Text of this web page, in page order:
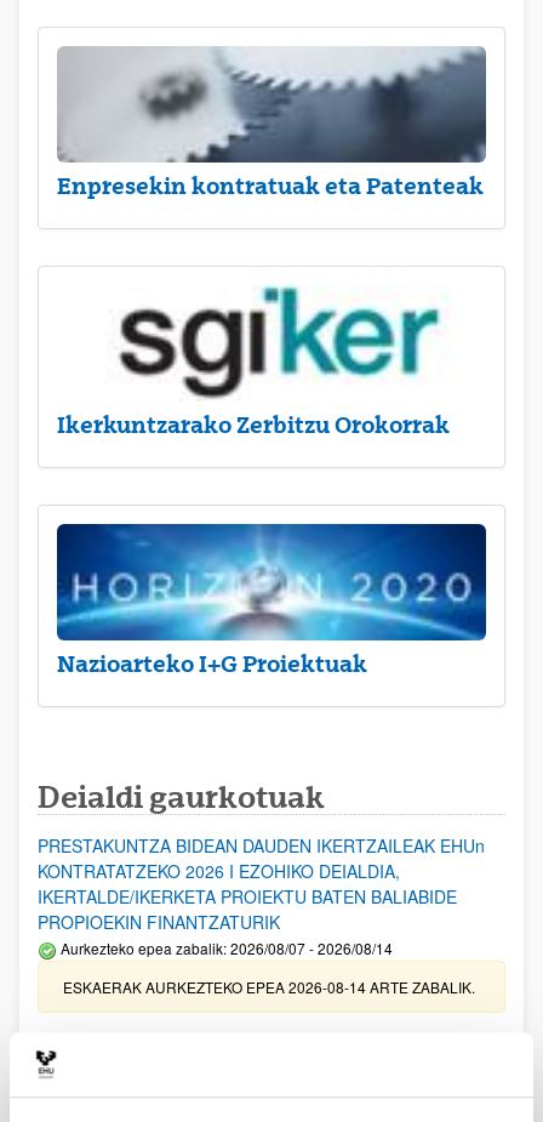
Enpresekin kontratuak eta Patenteak
Ikerkuntzarako Zerbitzu Orokorrak
Nazioarteko I+G Proiektuak
Deialdi gaurkotuak
PRESTAKUNTZA BIDEAN DAUDEN IKERTZAILEAK EHUn
KONTRATATZEKO 2026 I EZOHIKO DEIALDIA,
IKERTALDE/IKERKETA PROIEKTU BATEN BALIABIDE
PROPIOEKIN FINANTZATURIK
Aurkezteko epea zabalik: 2026/08/07 - 2026/08/14
ESKAERAK AURKEZTEKO EPEA 2026-08-14 ARTE ZABALIK.
erosi eta berritzeko laguntzak 2026
Izapide irekia